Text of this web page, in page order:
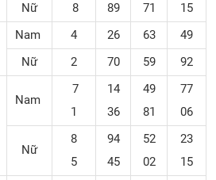
Nữ
8 89 71 15
Nam 4 26 63
49
Nữ
2 70 59 92
Nam
7
1
14
36
49
81
77
06
Nữ
8
5
94
45
52
02
23
15